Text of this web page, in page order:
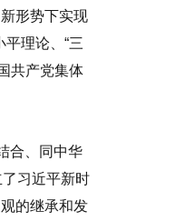
形势下实现
理论、“三
共产党集体
合、同中华
习近平新时
的继承和发